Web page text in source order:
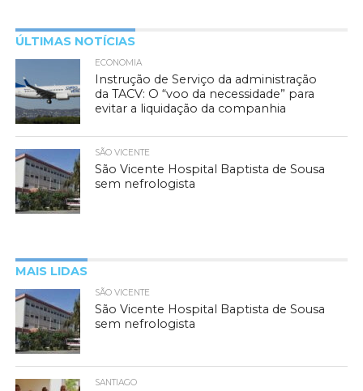
ÚLTIMAS NOTÍCIAS
ECONOMIA
Instrução de Serviço da administração
da TACV: O “voo da necessidade” para
evitar a liquidação da companhia
SÃO VICENTE
São Vicente Hospital Baptista de Sousa
sem nefrologista
MAIS LIDAS
SÃO VICENTE
São Vicente Hospital Baptista de Sousa
sem nefrologista
SANTIAGO